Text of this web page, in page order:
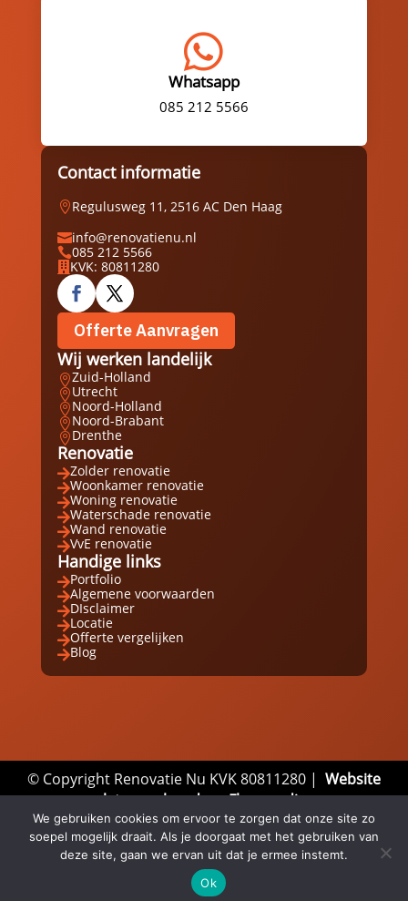

Whatsapp
085 212 5566
Contact informatie
Regulusweg 11, 2516 AC Den Haag
info@renovatienu.nl
085 212 5566
 KVK: 80811280
Offerte Aanvragen
Wij werken landelijk
Zuid-Holland
Utrecht
Noord-Holland
Noord-Brabant
Drenthe
Renovatie
Zolder renovatie
Woonkamer renovatie
Woning renovatie
Waterschade renovatie
Wand renovatie
VvE renovatie
Handige links
Portfolio
Algemene voorwaarden
DIsclaimer
Locatie
Offerte vergelijken
Blog
© Copyright Renovatie Nu KVK 80811280 | Website
laten maken door Flexamedia
Privacyverklaring|Disclaimer| Algemene
Voorwaarden
Whatsapp
We gebruiken cookies om ervoor te zorgen dat onze site zo
soepel mogelijk draait. Als je doorgaat met het gebruiken van
deze site, gaan we ervan uit dat je ermee instemt.
Ok